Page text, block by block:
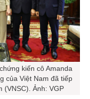
kiến cô Amanda
của Việt Nam đã tiếp
(VNSC). Ảnh: VGP